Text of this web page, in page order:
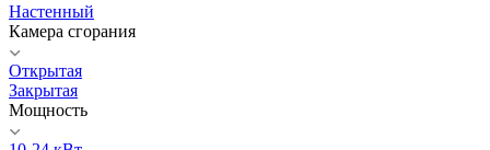
Настенный
Камера сгорания
Открытая
Закрытая
Мощность